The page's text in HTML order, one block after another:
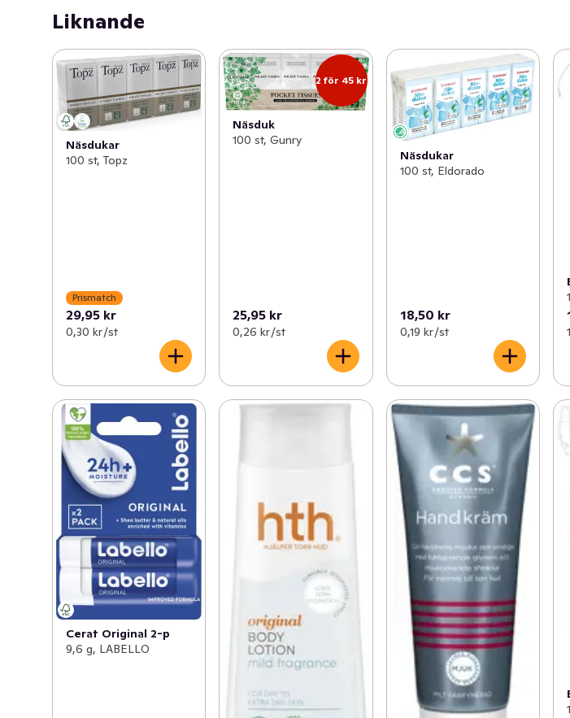
Liknande
Näsdukar
100 st, Topz
Prismatch
29,95 kr
0,30 kr /st
2 för 45 kr
Näsduk
100 st, Gunry
25,95 kr
0,26 kr /st
Näsdukar
100 st, Eldorado
18,50 kr
0,19 kr /st
Cerat Original 2-p
9,6 g, LABELLO